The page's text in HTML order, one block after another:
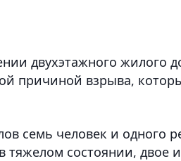
двухэтажного жилого
причиной взрыва,
семь человек и одного
тяжелом состоянии, двое